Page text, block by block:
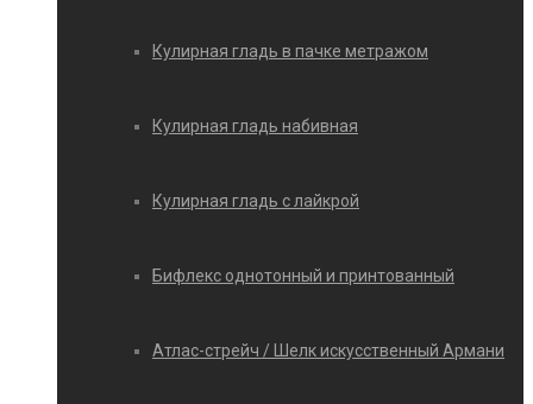
Кулирная гладь в пачке метражом
Кулирная гладь набивная
Кулирная гладь с лайкрой
Бифлекс однотонный и принтованный
Атлас-стрейч / Шелк искусственный Армани